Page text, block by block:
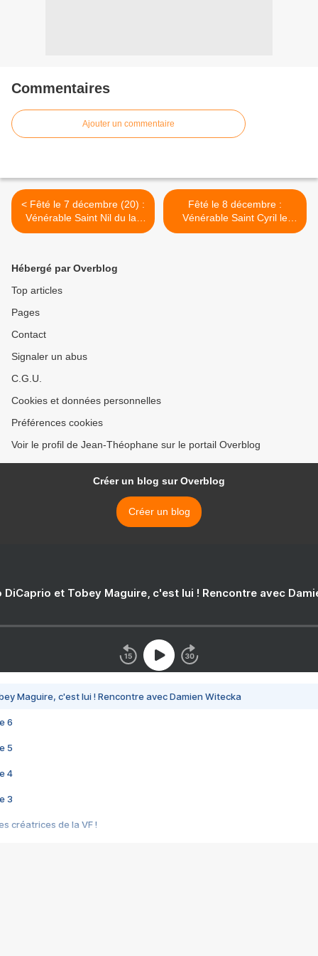
Commentaires
Ajouter un commentaire
< Fêté le 7 décembre (20) :
Vénérable Saint Nil du lac
Stolbensk
Fêté le 8 décembre :
Vénérable Saint Cyril le
Higoumène de la Colline
Hébergé par Overblog
Top articles
Pages
Contact
Signaler un abus
C.G.U.
Cookies et données personnelles
Préférences cookies
Voir le profil de Jean-Théophane sur le portail Overblog
Créer un blog sur Overblog
Créer un blog
DiCaprio et Tobey Maguire, c'est lui ! Rencontre avec
Maguire, c'est lui ! Rencontre avec Damien Witecka
6
5
4
3
créatrices de la VF !